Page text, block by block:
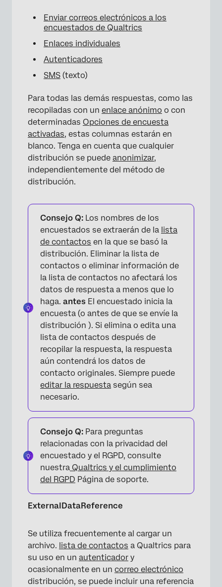
×
Enviar correos electrónicos a los
encuestados de Qualtrics
Enlaces individuales
Autenticadores
SMS (texto)
Para todas las demás respuestas, como las
recopiladas con un enlace anónimo o con
determinadas Opciones de encuesta
activadas, estas columnas estarán en
blanco. Tenga en cuenta que cualquier
distribución se puede anonimizar,
independientemente del método de
distribución.
Consejo Q: Los nombres de los
encuestados se extraerán de la lista
de contactos en la que se basó la
distribución. Eliminar la lista de
contactos o eliminar información de
la lista de contactos no afectará los
datos de respuesta a menos que lo
haga. antes El encuestado inicia la
encuesta (o antes de que se envíe la
distribución ). Si elimina o edita una
lista de contactos después de
recopilar la respuesta, la respuesta
aún contendrá los datos de
contacto originales. Siempre puede
editar la respuesta según sea
necesario.
Consejo Q: Para preguntas
relacionadas con la privacidad del
encuestado y el RGPD, consulte
nuestra Qualtrics y el cumplimiento
del RGPD Página de soporte.
ExternalDataReference
Se utiliza frecuentemente al cargar un
archivo. lista de contactos a Qualtrics para
su uso en un autenticador y
ocasionalmente en un correo electrónico
distribución, se puede incluir una referencia